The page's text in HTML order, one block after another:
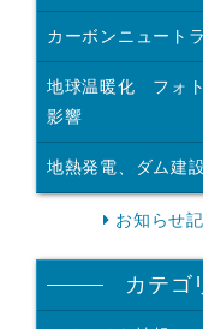
カーボンニュート
地球温暖化 フォ
影響
地熱発電、ダム建
お知らせ
カテゴ